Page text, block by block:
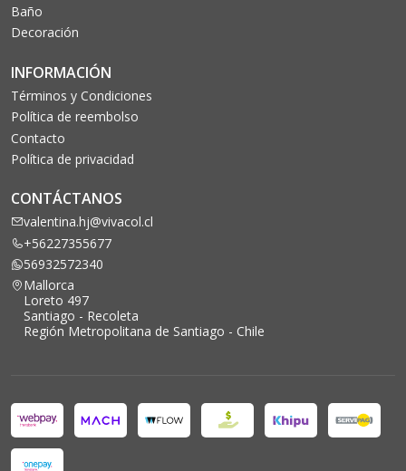
Baño
Decoración
INFORMACIÓN
Términos y Condiciones
Política de reembolso
Contacto
Política de privacidad
CONTÁCTANOS
valentina.hj@vivacol.cl
+56227355677
56932572340
Mallorca
Loreto 497
Santiago - Recoleta
Región Metropolitana de Santiago - Chile